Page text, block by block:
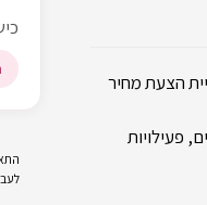
הצעת מחיר
פעילויות